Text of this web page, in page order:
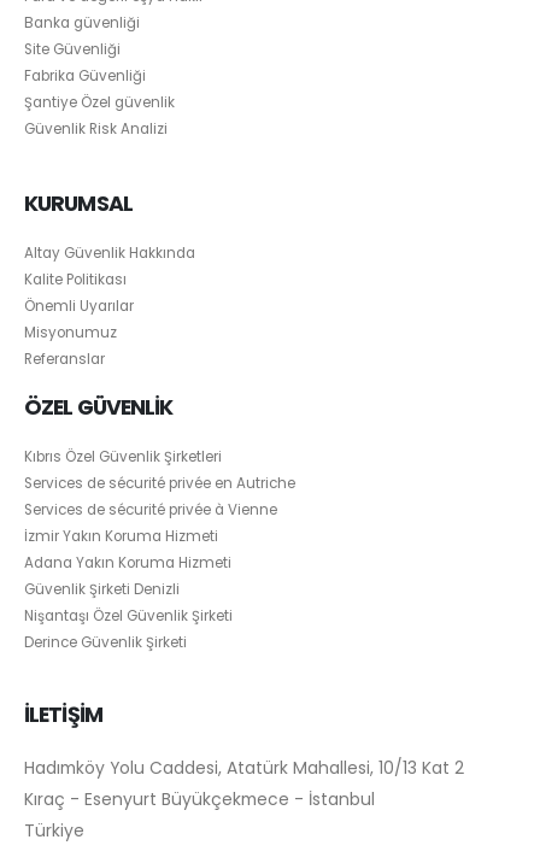
Banka güvenliği
Site Güvenliği
Fabrika Güvenliği
Şantiye Özel güvenlik
Güvenlik Risk Analizi
KURUMSAL
Altay Güvenlik Hakkında
Kalite Politikası
Önemli Uyarılar
Misyonumuz
Referanslar
ÖZEL GÜVENLİK
Kıbrıs Özel Güvenlik Şirketleri
Services de sécurité privée en Autriche
Services de sécurité privée à Vienne
İzmir Yakın Koruma Hizmeti
Adana Yakın Koruma Hizmeti
Güvenlik Şirketi Denizli
Nişantaşı Özel Güvenlik Şirketi
Derince Güvenlik Şirketi
İLETİŞİM
Hadımköy Yolu Caddesi, Atatürk Mahallesi, 10/13 Kat 2
Kıraç - Esenyurt Büyükçekmece - İstanbul
Türkiye